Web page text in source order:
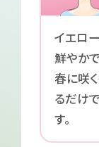
イエロ
鮮やか
春に咲
るだけ
す。